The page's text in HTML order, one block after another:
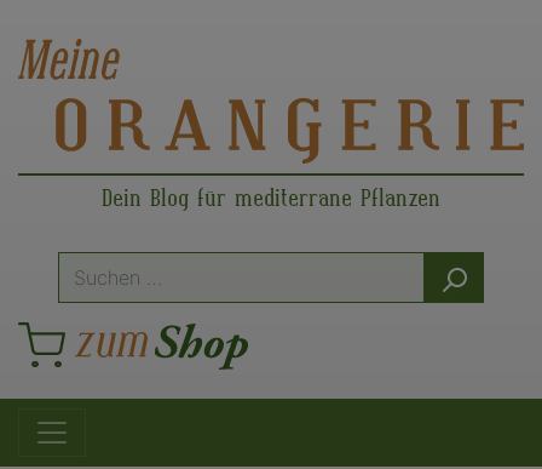
Dein Blog für mediterrane Pflanzen
Suche
nach:
Hauptnavigation